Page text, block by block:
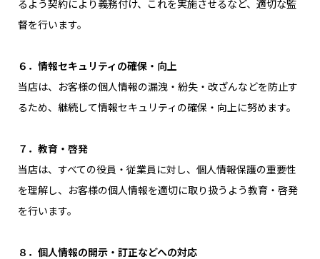
るよう契約により義務付け、これを実施させるなど、適切な監
督を行います。
６．情報セキュリティの確保・向上
当店は、お客様の個人情報の漏洩・紛失・改ざんなどを防止す
るため、継続して情報セキュリティの確保・向上に努めます。
７．教育・啓発
当店は、すべての役員・従業員に対し、個人情報保護の重要性
を理解し、お客様の個人情報を適切に取り扱うよう教育・啓発
を行います。
８．個人情報の開示・訂正などへの対応